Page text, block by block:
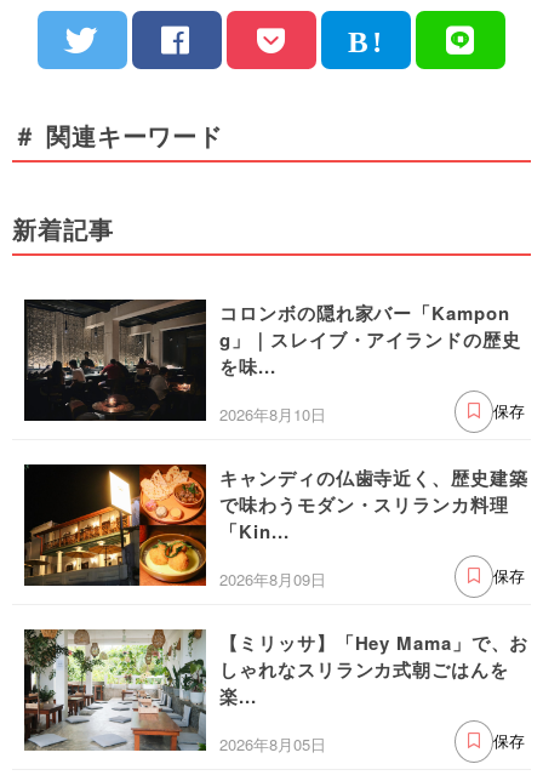
＃ 関連キーワード
新着記事
コロンボの隠れ家バー「Kampon
g」｜スレイブ・アイランドの歴史
を味...
2026年8月10日 保存
キャンディの仏歯寺近く、歴史建築
で味わうモダン・スリランカ料理
「Kin...
2026年8月09日 保存
【ミリッサ】「Hey Mama」で、お
しゃれなスリランカ式朝ごはんを
楽...
2026年8月05日 保存